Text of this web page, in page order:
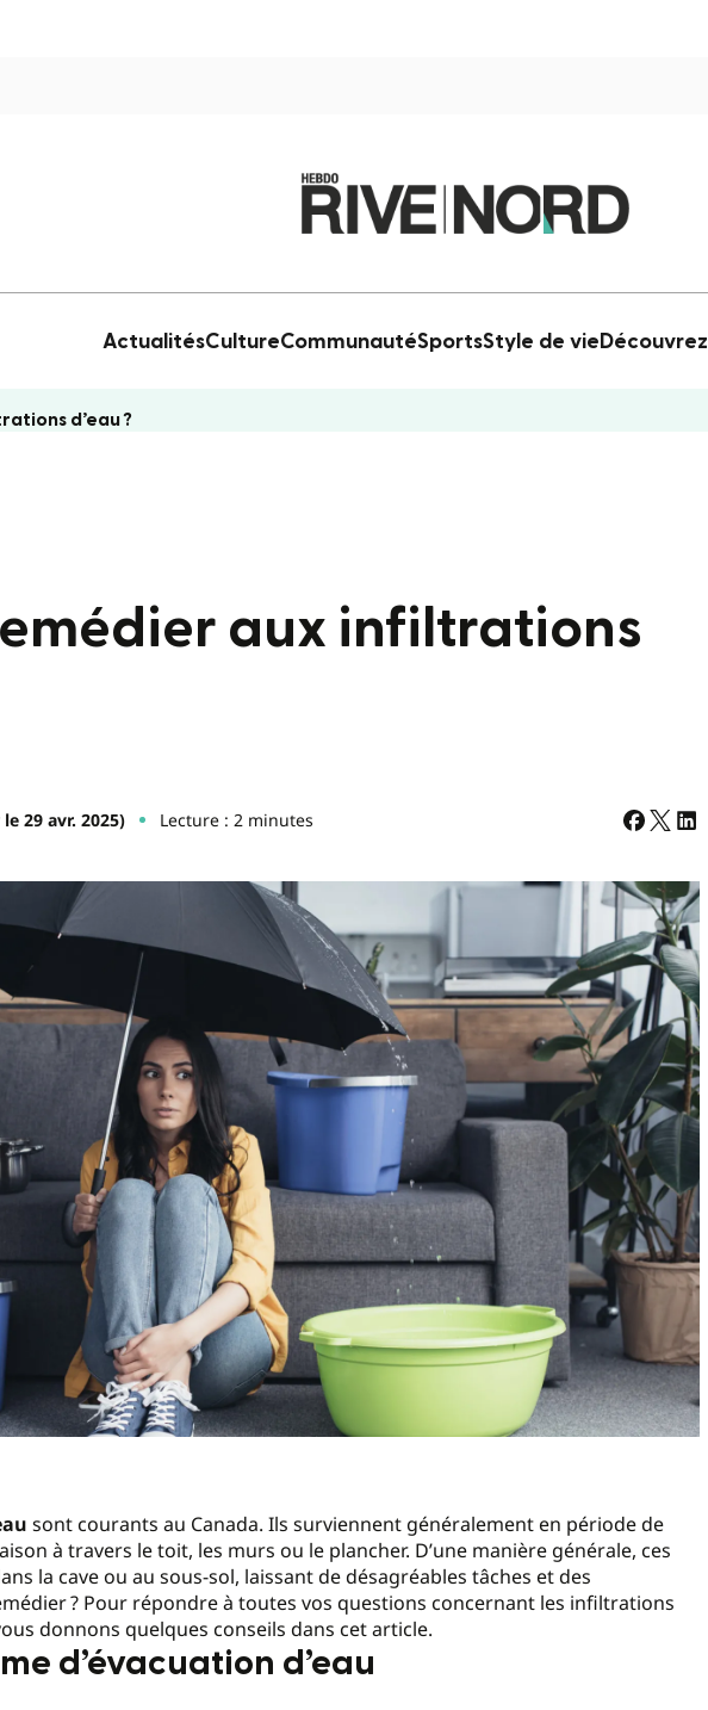
ActualitésCultureCommunautéSportsStyle de vie Découvrez
d’eau ?
aux infiltrations
29 avr. 2025) Lecture : 2 minutes
sont courants au Canada. Ils surviennent généralement en période de
à travers le toit, les murs ou le plancher. D’une manière générale, ces
la cave ou au sous-sol, laissant de désagréables tâches et des
? Pour répondre à toutes vos questions concernant les infiltrations
donnons quelques conseils dans cet article.
d’évacuation d’eau